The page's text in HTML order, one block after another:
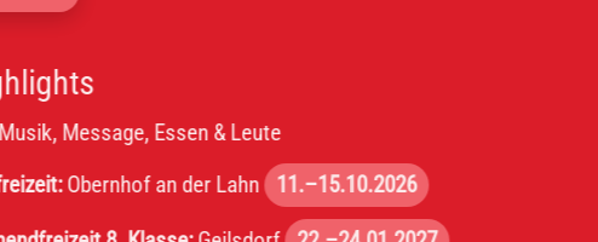
Essen & Leute
an der Lahn 11.–15.10.2026